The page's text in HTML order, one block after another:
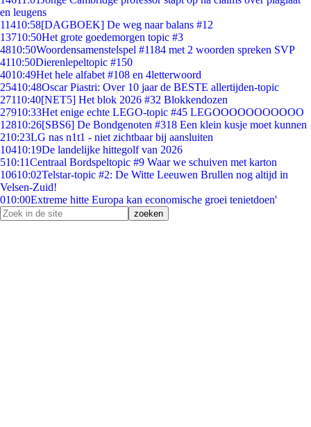
en leugens
11410:58[DAGBOEK] De weg naar balans #12
13710:50Het grote goedemorgen topic #3
4810:50Woordensamenstelspel #1184 met 2 woorden spreken SVP
4110:50Dierenlepeltopic #150
4010:49Het hele alfabet #108 en 4letterwoord
25410:48Oscar Piastri: Over 10 jaar de BESTE allertijden-topic
27110:40[NET5] Het blok 2026 #32 Blokkendozen
27910:33Het enige echte LEGO-topic #45 LEGOOOOOOOOOOO
12810:26[SBS6] De Bondgenoten #318 Een klein kusje moet kunnen
210:23LG nas n1t1 - niet zichtbaar bij aansluiten
10410:19De landelijke hittegolf van 2026
510:11Centraal Bordspeltopic #9 Waar we schuiven met karton
10610:02Telstar-topic #2: De Witte Leeuwen Brullen nog altijd in
Velsen-Zuid!
010:00Extreme hitte Europa kan economische groei tenietdoen'